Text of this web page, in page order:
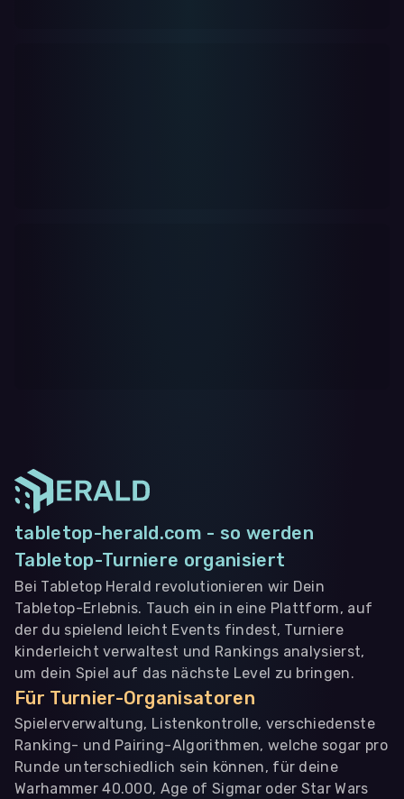
tabletop-herald.com - so werden
Tabletop-Turniere organisiert
Bei Tabletop Herald revolutionieren wir Dein
Tabletop-Erlebnis. Tauch ein in eine Plattform, auf
der du spielend leicht Events findest, Turniere
kinderleicht verwaltest und Rankings analysierst,
um dein Spiel auf das nächste Level zu bringen.
Für Turnier-Organisatoren
Spielerverwaltung, Listenkontrolle, verschiedenste
Ranking- und Pairing-Algorithmen, welche sogar pro
Runde unterschiedlich sein können, für deine
Warhammer 40.000, Age of Sigmar oder Star Wars